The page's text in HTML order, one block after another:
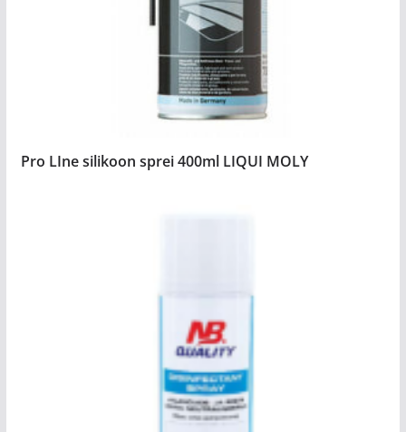
Pro LIne silikoon sprei 400ml LIQUI MOLY